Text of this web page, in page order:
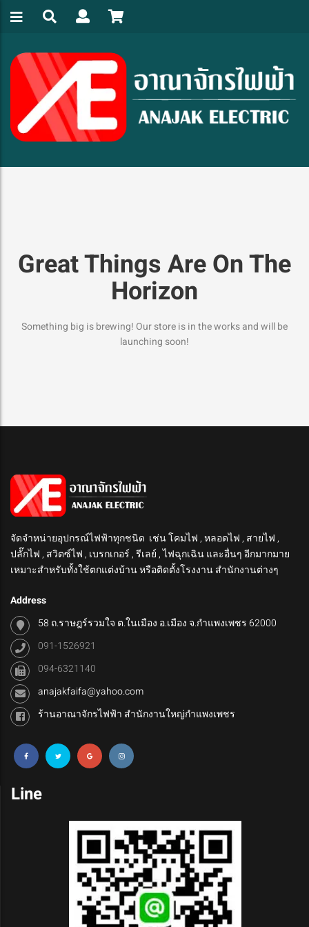
Great Things Are On The
Horizon
Something big is brewing! Our store is in the works and will be
launching soon!
จัดจำหน่ายอุปกรณ์ไฟฟ้าทุกชนิด เช่น โคมไฟ , หลอดไฟ , สายไฟ ,
ปลั๊กไฟ , สวิตซ์ไฟ , เบรกเกอร์ , รีเลย์ , ไฟฉุกเฉิน และอื่นๆ อีกมากมาย
เหมาะสำหรับทั้งใช้ตกแต่งบ้าน หรือติดตั้งโรงงาน สำนักงานต่างๆ
Address
58 ถ.ราษฎร์รวมใจ ต.ในเมือง อ.เมือง จ.กำแพงเพชร 62000
091-1526921
094-6321140
anajakfaifa@yahoo.com
ร้านอาณาจักรไฟฟ้า สำนักงานใหญ่กำแพงเพชร
Line